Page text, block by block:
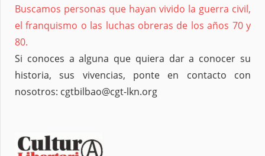
Buscamos personas que hayan vivido la guerra civil,
el franquismo o las luchas obreras de los años 70 y
80.
Si conoces a alguna que quiera dar a conocer su
historia, sus vivencias, ponte en contacto con
nosotros: cgtbilbao@cgt-lkn.org